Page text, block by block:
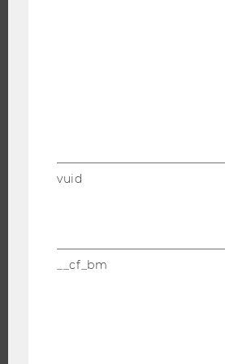
INTERNATIONALE UND INCOMING
ANGEBOTE FÜR SCHULEN UND
vuid
__cf_bm